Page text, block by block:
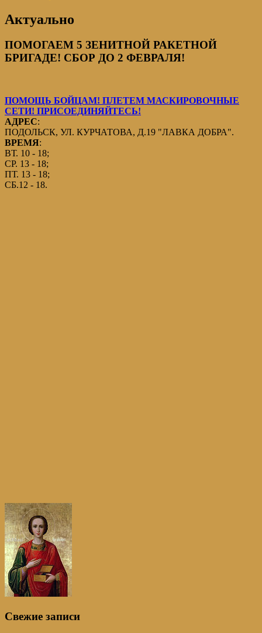
Актуально
ПОМОГАЕМ 5 ЗЕНИТНОЙ РАКЕТНОЙ
БРИГАДЕ! СБОР ДО 2 ФЕВРАЛЯ!
ПОМОЩЬ БОЙЦАМ! ПЛЕТЕМ МАСКИРОВОЧНЫЕ
СЕТИ! ПРИСОЕДИНЯЙТЕСЬ!
АДРЕС:
ПОДОЛЬСК, УЛ. КУРЧАТОВА, Д.19 "ЛАВКА ДОБРА".
ВРЕМЯ:
ВТ. 10 - 18;
СР. 13 - 18;
ПТ. 13 - 18;
СБ.12 - 18.
Свежие записи